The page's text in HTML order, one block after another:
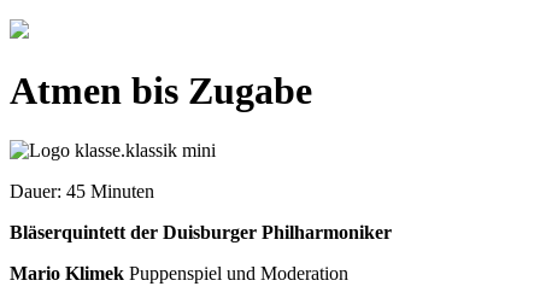
Atmen bis Zugabe
Dauer: 45 Minuten
Bläserquintett der Duisburger Philharmoniker
Mario Klimek Puppenspiel und Moderation